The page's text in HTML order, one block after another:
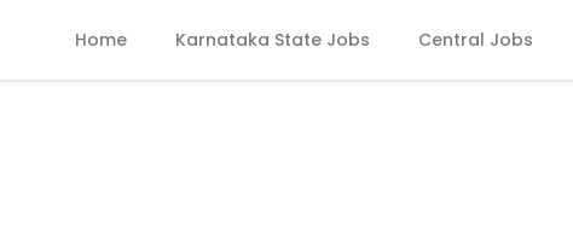
Home Karnataka State Jobs Central Jobs